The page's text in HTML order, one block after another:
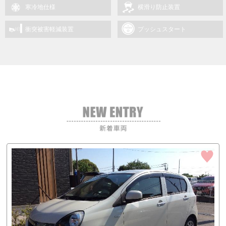
寒冷地仕様 横滑り防止装置
衝突被害軽減装置 プッシュスタート